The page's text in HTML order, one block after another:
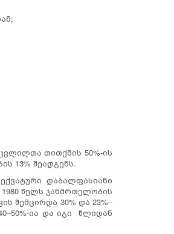
თითქმის 50%-ის
13% შეადგენს.
დაბალფასიანი
წელს ჯანმრთელობის
შემცირდა 30% და 23%–
ია და იგი წლიდან